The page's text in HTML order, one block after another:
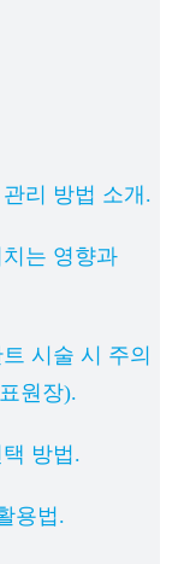
리 방법 소개.
는 영향과
시술 시 주의
원장).
방법.
용법.